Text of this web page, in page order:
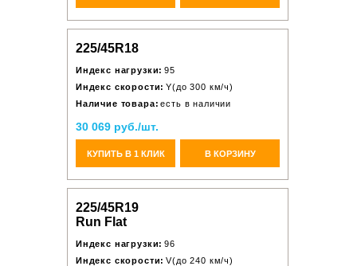
225/45R18
Индекс нагрузки: 95
Индекс скорости: Y(до 300 км/ч)
Наличие товара: есть в наличии
30 069 руб./шт.
КУПИТЬ В 1 КЛИК В КОРЗИНУ
225/45R19
Run Flat
Индекс нагрузки: 96
Индекс скорости: V(до 240 км/ч)